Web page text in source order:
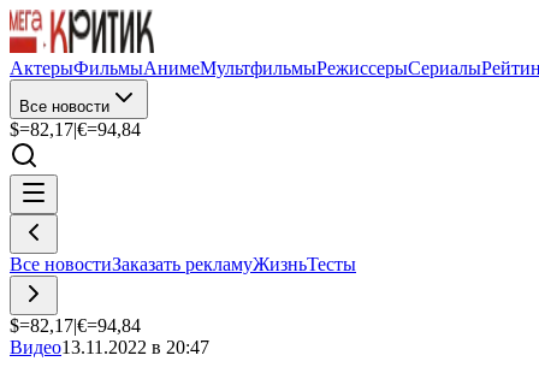
АктерыФильмыАнимеМультфильмыРежиссерыСериалы
Все новости
$=82,17|€=94,84
Все новостиЗаказать рекламуЖизньТесты
$=82,17|€=94,84
Видео13.11.2022 в 20:47